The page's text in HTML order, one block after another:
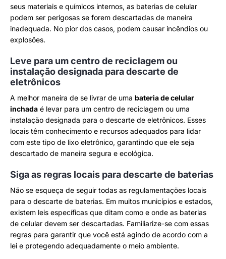
seus materiais e químicos internos, as baterias de celular
podem ser perigosas se forem descartadas de maneira
inadequada. No pior dos casos, podem causar incêndios ou
explosões.
Leve para um centro de reciclagem ou
instalação designada para descarte de
eletrônicos
A melhor maneira de se livrar de uma bateria de celular
inchada é levar para um centro de reciclagem ou uma
instalação designada para o descarte de eletrônicos. Esses
locais têm conhecimento e recursos adequados para lidar
com este tipo de lixo eletrônico, garantindo que ele seja
descartado de maneira segura e ecológica.
Siga as regras locais para descarte de baterias
Não se esqueça de seguir todas as regulamentações locais
para o descarte de baterias. Em muitos municípios e estados,
existem leis específicas que ditam como e onde as baterias
de celular devem ser descartadas. Familiarize-se com essas
regras para garantir que você está agindo de acordo com a
lei e protegendo adequadamente o meio ambiente.